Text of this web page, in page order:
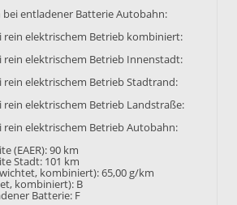
entladener Batterie Autobahn:
elektrischem Betrieb kombiniert:
elektrischem Betrieb Innenstadt:
elektrischem Betrieb Stadtrand:
elektrischem Betrieb Landstraße:
elektrischem Betrieb Autobahn:
(EAER):90 km
Stadt: 101 km
kombiniert):65,00 g/km
kombiniert): B
Batterie: F